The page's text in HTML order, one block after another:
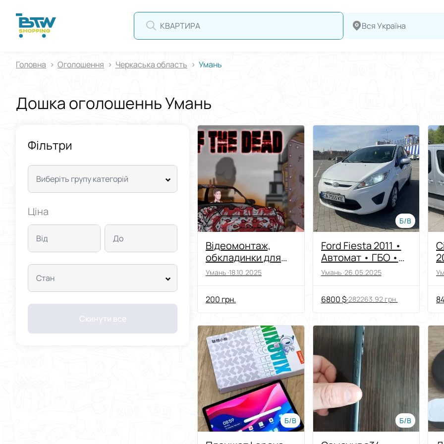
А Вся Україна
Головна Оголошення Черкаська область Умань
Дошка оголошеннь Умань
Фільтри
Виберіть групу категорій
Ціна
Від До
Стан
Скинути все
Відеомонтаж,
обкладинки для
ютуб
Умань ·18.10.2025
200 грн.
Б/В
Ford Fiesta 2011 •
Автомат • ГБО •
Власний
доглянутому стані
Умань ·26.05.2025
6800 $·282263.92 грн.
Б/В Б/В